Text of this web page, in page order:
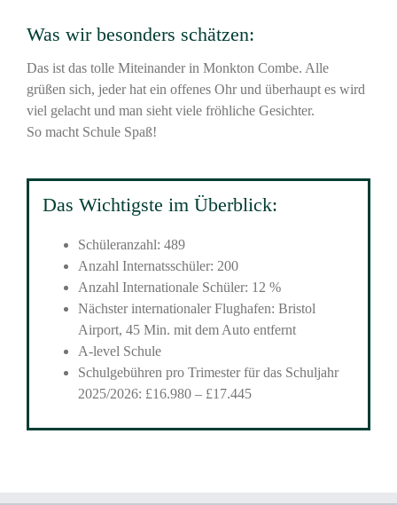
Was wir besonders schätzen:
Das ist das tolle Miteinander in Monkton Combe. Alle
grüßen sich, jeder hat ein offenes Ohr und überhaupt es wird
viel gelacht und man sieht viele fröhliche Gesichter.
So macht Schule Spaß!
Das Wichtigste im Überblick:
Schüleranzahl: 489
Anzahl Internatsschüler: 200
Anzahl Internationale Schüler: 12 %
Nächster internationaler Flughafen: Bristol
Airport, 45 Min. mit dem Auto entfernt
A-level Schule
Schulgebühren pro Trimester für das Schuljahr
2025/2026: £16.980 – £17.445